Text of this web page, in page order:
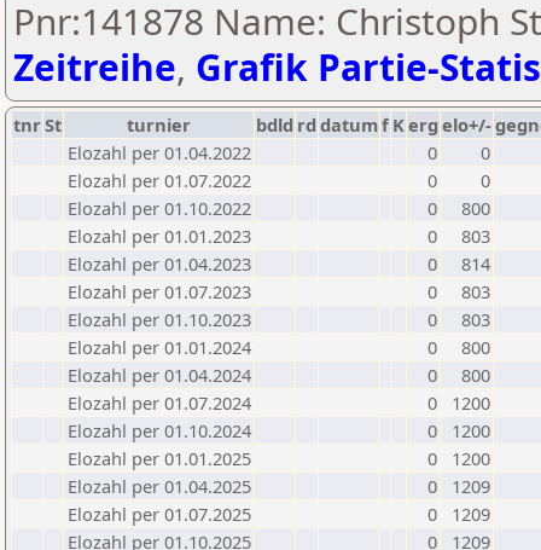
Pnr:141878 Name: Christoph
Zeitreihe, Grafik Partie-
tnrSt turnier bdld rd datumf Kerg elo+/-
Elozahl per 01.04.2022
0
0
Elozahl per 01.07.2022
0
0
Elozahl per 01.10.2022
0
800
Elozahl per 01.01.2023
0
803
Elozahl per 01.04.2023
0
814
Elozahl per 01.07.2023
0
803
Elozahl per 01.10.2023
0
803
Elozahl per 01.01.2024
0
800
Elozahl per 01.04.2024
0
800
Elozahl per 01.07.2024
0
1200
Elozahl per 01.10.2024
0
1200
Elozahl per 01.01.2025
0
1200
Elozahl per 01.04.2025
0
1209
Elozahl per 01.07.2025
0
1209
Elozahl per 01.10.2025
0
1209